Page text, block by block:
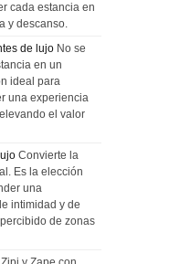
cada estancia en
y descanso.
de lujo No se
en un
ideal para
una experiencia
el valor
Convierte la
Es la elección
una
intimidad y de
de zonas